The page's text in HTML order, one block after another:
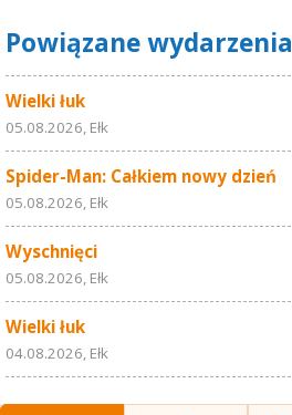
Powiązane wydarzenia
Wielki łuk
05.08.2026, Ełk
Spider-Man: Całkiem nowy dzień
05.08.2026, Ełk
Wyschnięci
05.08.2026, Ełk
Wielki łuk
04.08.2026, Ełk